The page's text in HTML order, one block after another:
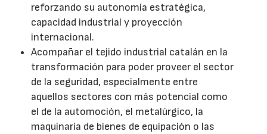
reforzando su autonomía estratégica,
capacidad industrial y proyección
internacional.
Acompañar el tejido industrial catalán en la
transformación para poder proveer el sector
de la seguridad, especialmente entre
aquellos sectores con más potencial como
el de la automoción, el metalúrgico, la
maquinaria de bienes de equipación o las